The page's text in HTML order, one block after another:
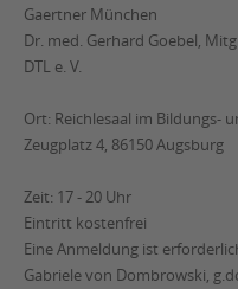
Gaertner München
Dr. med. Gerhard Goebel,
DTL e. V.
Ort: Reichlesaal im Bildungs-
Zeugplatz 4, 86150 Augsburg
Zeit: 17 - 20 Uhr
Eintritt kostenfrei
Eine Anmeldung ist
Gabriele von Dombrowski,